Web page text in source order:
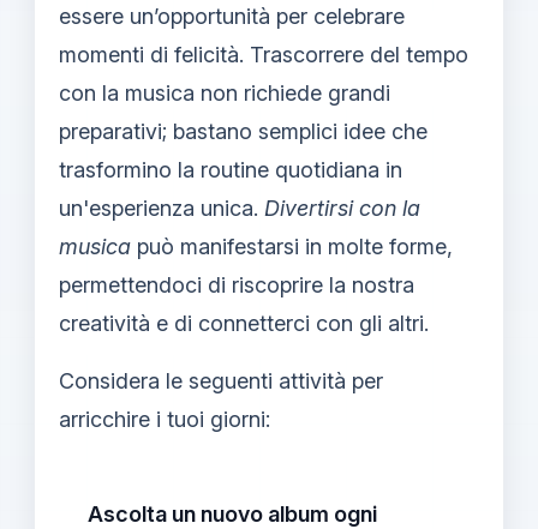
essere un’opportunità per celebrare
momenti di felicità. Trascorrere del tempo
con la musica non richiede grandi
preparativi; bastano semplici idee che
trasformino la routine quotidiana in
un'esperienza unica. Divertirsi con la
musica può manifestarsi in molte forme,
permettendoci di riscoprire la nostra
creatività e di connetterci con gli altri.
Considera le seguenti attività per
arricchire i tuoi giorni:
Ascolta un nuovo album ogni